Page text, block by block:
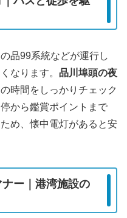
品99系統などが運行し
なります。 品川埠頭の夜
時間をしっかりチェック
から鑑賞ポイントまで
め、懐中電灯があると安
ー｜港湾施設の